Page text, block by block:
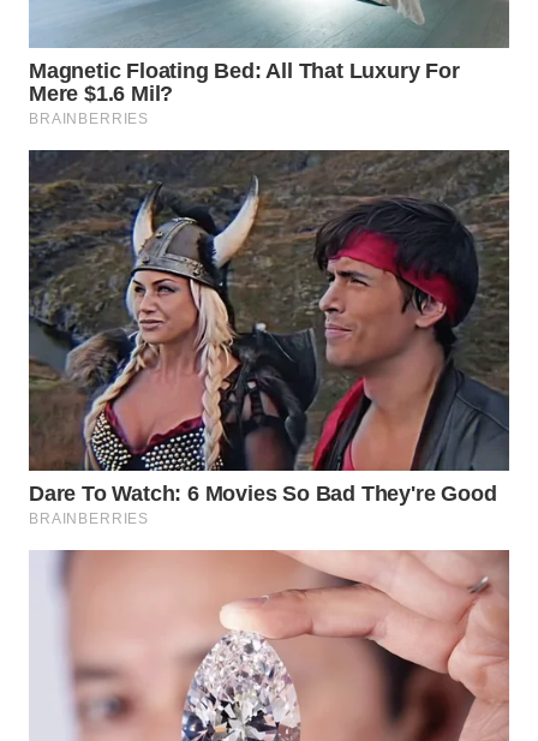
INDRAMAYU
WN
KUNINGAN
WN
MAJALENGKA
WN
SUBANG
WN
SUKABUMI
WN
PURWAKARTA
PRIANGAN
WN
SEMARANG